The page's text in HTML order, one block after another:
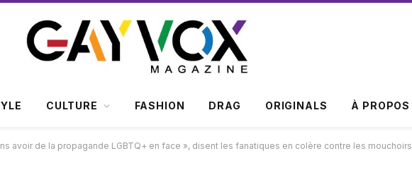
CULTURE FASHION DRAG ORIGINALS À PROPOS
avoir de la propagande LGBTQ+ en face », disent les fanatiques en colère contre les mouchoirs